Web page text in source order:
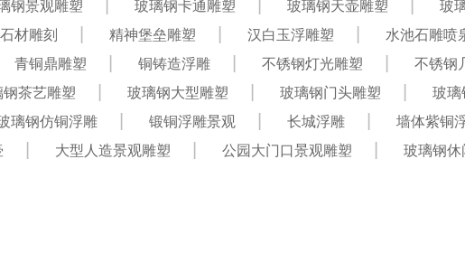
钢景观雕塑 玻璃钢卡通雕塑 玻璃钢天壶雕塑 玻
石材雕刻 精神堡垒雕塑 汉白玉浮雕塑 水池石雕喷
青铜鼎雕塑 铜铸造浮雕 不锈钢灯光雕塑 不锈钢
钢茶艺雕塑 玻璃钢大型雕塑 玻璃钢门头雕塑 玻璃
璃钢仿铜浮雕 锻铜浮雕景观 长城浮雕 墙体紫铜
大型人造景观雕塑 公园大门口景观雕塑 玻璃钢休